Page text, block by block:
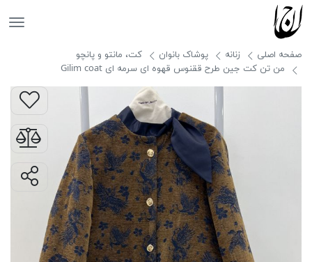
صفحه اصلی زنانه پوشاک بانوان
کت، مانتو و پانچو
من تن کت جین طرح ققنوس قهوه ای سرمه ای Gilim coat